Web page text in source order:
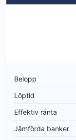
Belopp
Löptid
Effektiv ränta
Jämförda banker